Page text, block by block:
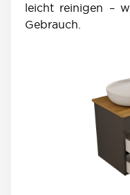
leicht reinigen –
Gebrauch.